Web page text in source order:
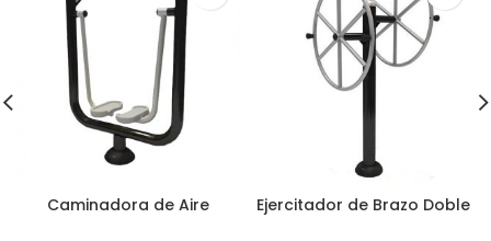
Caminadora de Aire Ejercitador de Brazo Doble